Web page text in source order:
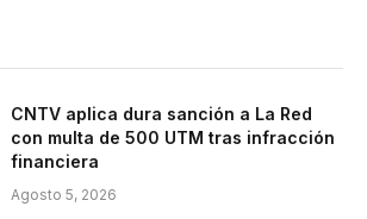
CNTV aplica dura sanción a La Red
con multa de 500 UTM tras infracción
financiera
Agosto 5, 2026